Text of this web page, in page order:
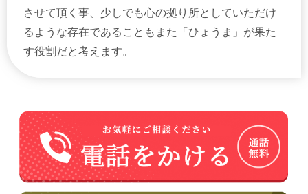
させて頂く事、少しでも心の拠り所としていただけ
るような存在であることもまた「ひょうま」が果た
す役割だと考えます。